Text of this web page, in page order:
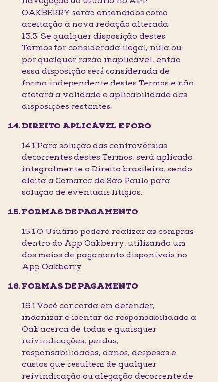
OAKBERRY serão entendidos como
aceitação à nova redação alterada.
13.3. Se qualquer disposição destes
Termos for considerada ilegal, nula ou
por qualquer razão inaplicável, então
essa disposição será́ considerada de
forma independente destes Termos e não
afetará a validade e aplicabilidade das
disposições restantes.
DIREITO APLICÁVEL E FORO
14.1 Para solução das controvérsias
decorrentes destes Termos, será aplicado
integralmente o Direito brasileiro, sendo
eleita a Comarca de São Paulo para
solução de eventuais litígios.
FORMAS DE PAGAMENTO
15.1 O Usuário poderá realizar as compras
dentro do App Oakberry, utilizando um
dos meios de pagamento disponíveis no
App Oakberry
FORMAS DE PAGAMENTO
16.1 Você concorda em defender,
indenizar e isentar de responsabilidade a
Oak acerca de todas e quaisquer
reivindicações, perdas,
responsabilidades, danos, despesas e
custos que resultem de qualquer
reivindicação ou alegação decorrente de